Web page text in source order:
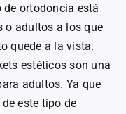
de ortodoncia está
o adultos a los que
quede a la vista.
estéticos son una
adultos. Ya que
este tipo de